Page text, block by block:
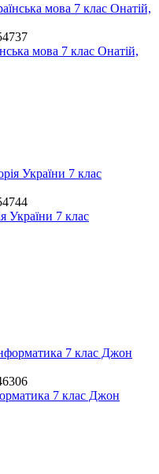
мова 7 клас Онатій,
України 7 клас
7 клас Джон